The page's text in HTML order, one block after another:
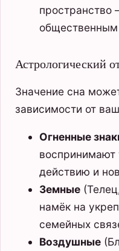
пространство
общественным
Астрологический
Значение сна
зависимости от
Огненные
воспринимают
действию и
Земные
намёк на
семейных
Воздушные